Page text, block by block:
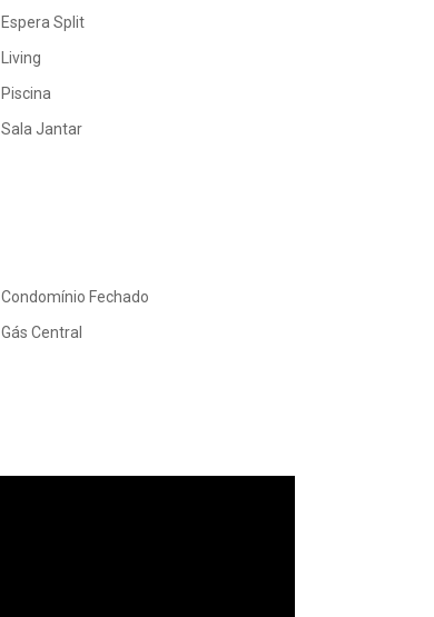
Espera Split
Living
Piscina
Sala Jantar
Condomínio Fechado
Gás Central